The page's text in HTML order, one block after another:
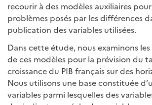
recourir à des modèles auxiliaires
problèmes posés par les différences
publication des variables utilisées.
Dans cette étude, nous examinons
de ces modèles pour la prévision du
croissance du PIB français sur des
Nous utilisons une base constituée
variables parmi lesquelles des